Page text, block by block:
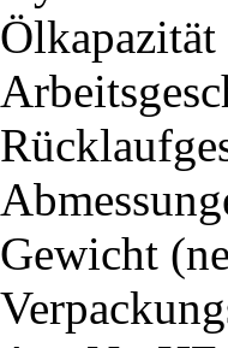
Ölkapazität
Gewicht